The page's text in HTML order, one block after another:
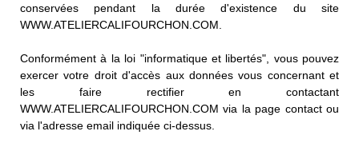
conservées pendant la durée d'existence du site
WWW.ATELIERCALIFOURCHON.COM.
Conformément à la loi "informatique et libertés", vous pouvez
exercer votre droit d'accès aux données vous concernant et
les faire rectifier en contactant
WWW.ATELIERCALIFOURCHON.COM via la page contact ou
via l'adresse email indiquée ci-dessus.